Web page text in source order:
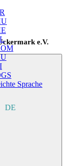
Sprache
DE
e.V.